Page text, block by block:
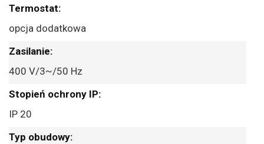
opcja dodatkowa
400 V/3~/50 Hz
IP 20